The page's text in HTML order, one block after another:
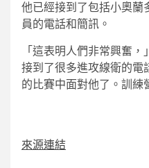
他已經接到了包括小奧蘭
員的電話和簡訊。
「這表明人們非常興奮
接到了很多進攻線衛的電
的比賽中面對他了。訓練
來源連結